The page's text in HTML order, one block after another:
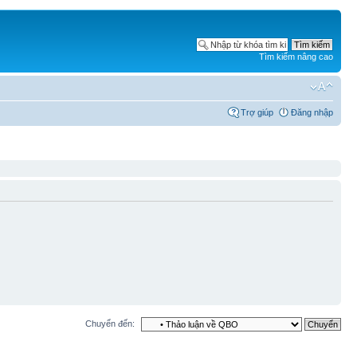
Tìm kiếm nâng cao
Trợ giúp Đăng nhập
Chuyển đến: